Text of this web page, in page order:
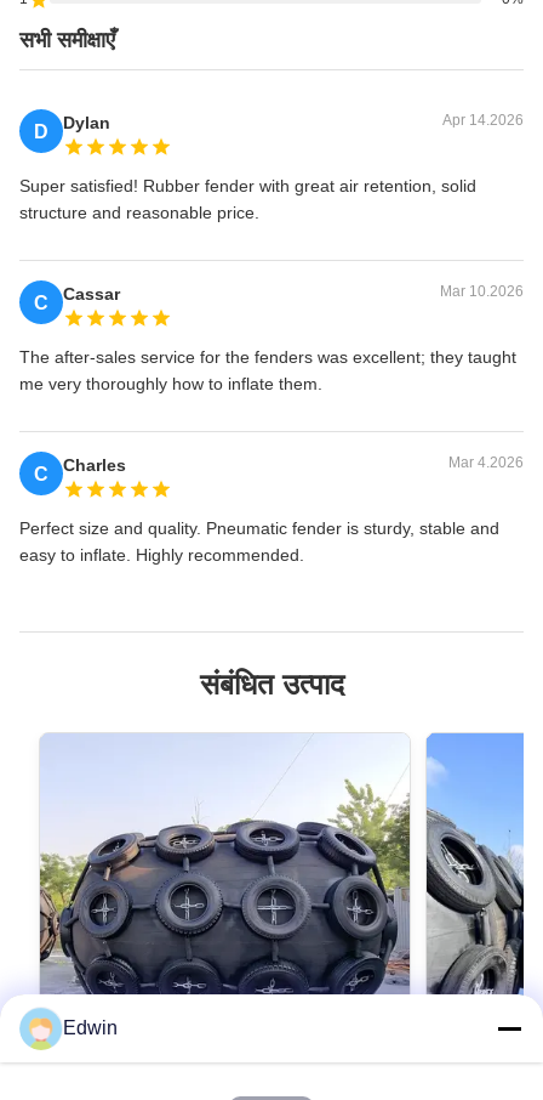
सभी समीक्षाएँ
D Dylan Apr 14.2026
Super satisfied! Rubber fender with great air retention, solid
structure and reasonable price.
C Cassar Mar 10.2026
The after-sales service for the fenders was excellent; they taught
me very thoroughly how to inflate them.
C Charles Mar 4.2026
Perfect size and quality. Pneumatic fender is sturdy, stable and
easy to inflate. Highly recommended.
संबंधित उत्पाद
Edwin